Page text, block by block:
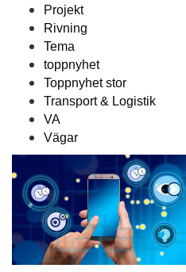
Projekt
Rivning
Tema
toppnyhet
Toppnyhet stor
Transport & Logistik
VA
Vägar